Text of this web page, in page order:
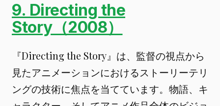
9. Directing the
Story（2008）
『Directing the Story』は、監督の視点から
見たアニメーションにおけるストーリーテリ
ングの技術に焦点を当てています。物語、キ